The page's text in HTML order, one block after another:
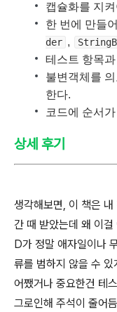
캡슐화를 지
한 번에 만들
der ,
테스트 항목
불변객체를
한다.
코드에 순서
상세 후기
생각해보면, 이 책은 내
간 때 받았는데 왜 이
D가 정말 애자일이나
류를 범하지 않을 수 있
어쨌거나 중요한건 테
그로인해 주석이 줄어